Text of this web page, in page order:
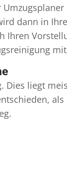
dann in
Ihren
liegt